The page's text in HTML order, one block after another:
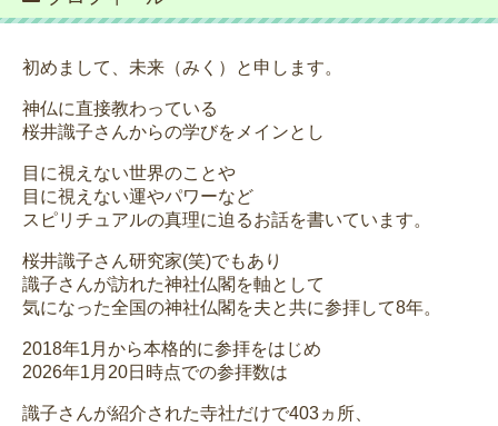
初めまして、未来（みく）と申します。
神仏に直接教わっている
桜井識子さんからの学びをメインとし
目に視えない世界のことや
目に視えない運やパワーなど
スピリチュアルの真理に迫るお話を書いています。
桜井識子さん研究家(笑)でもあり
識子さんが訪れた神社仏閣を軸として
気になった全国の神社仏閣を夫と共に参拝して8年。
2018年1月から本格的に参拝をはじめ
2026年1月20日時点での参拝数は
識子さんが紹介された寺社だけで403ヵ所、